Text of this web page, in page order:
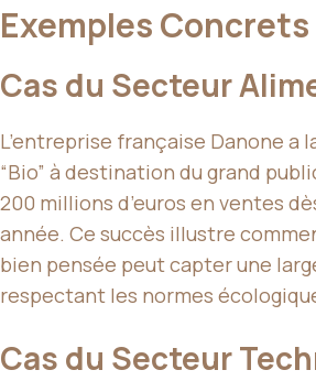
Exemples Concrets
Cas du Secteur
L’entreprise française Danone a
“Bio” à destination du grand
200 millions d’euros en ventes
année. Ce succès illustre
bien pensée peut capter une
respectant les normes
Cas du Secteur